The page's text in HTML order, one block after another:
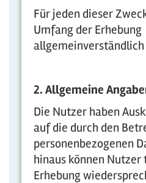
Für jeden dieser
Umfang der Erhebung
2. Allgemeine
Die Nutzer haben
auf die durch den
personenbezogenen
hinaus können
Erhebung